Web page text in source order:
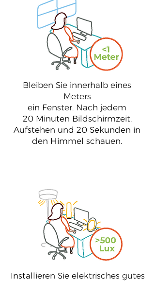
Bleiben Sie innerhalb eines
Meters
ein Fenster. Nach jedem
20 Minuten Bildschirmzeit.
Aufstehen und 20 Sekunden in
den Himmel schauen.
Installieren Sie elektrisches gutes